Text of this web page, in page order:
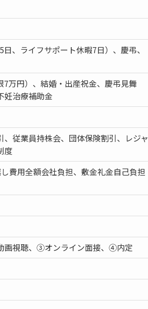
、ライフサポート休暇7日）、慶弔、
万円）、結婚・出産祝金、慶弔見舞
妊治療補助金
従業員持株会、団体保険割引、レジャ
度
費用全額会社負担、敷金礼金自己負担
視聴、③オンライン面接、④内定